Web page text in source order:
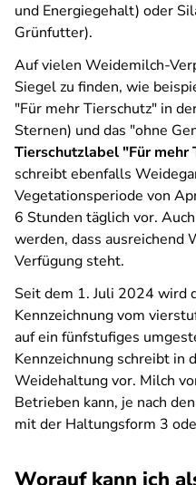
und Energiegehalt) oder
Grünfutter).
Auf vielen Weidemilch-
Siegel zu finden, wie
"Für mehr Tierschutz" in
Sternen) und das "ohne
Tierschutzlabel "Für mehr
schreibt ebenfalls
Vegetationsperiode von
6 Stunden täglich vor.
werden, dass ausreichend
Verfügung steht.
Seit dem 1. Juli 2024 wird
Kennzeichnung vom
auf ein fünfstufiges
Kennzeichnung schreibt in
Weidehaltung vor. Milch
Betrieben kann, je nach
mit der Haltungsform 3
Worauf kann ich